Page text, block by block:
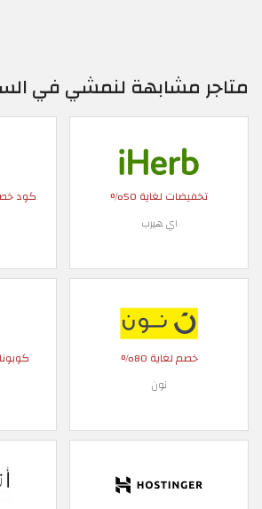
متاجر مشابهة لنمشي في
تخفيضات لغاية 50%
اي هيرب
كود خصم 30%
خصم لغاية 80%
نون